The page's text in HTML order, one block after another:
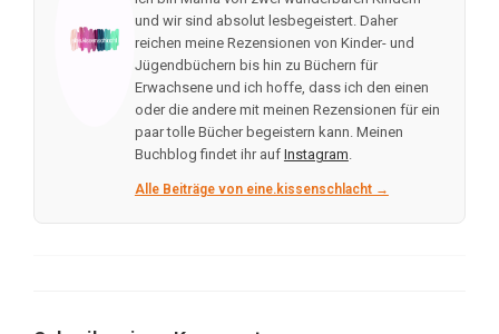
und wir sind absolut lesbegeistert. Daher
reichen meine Rezensionen von Kinder- und
Jügendbüchern bis hin zu Büchern für
Erwachsene und ich hoffe, dass ich den einen
oder die andere mit meinen Rezensionen für ein
paar tolle Bücher begeistern kann. Meinen
Buchblog findet ihr auf Instagram.
Alle Beiträge von eine.kissenschlacht →